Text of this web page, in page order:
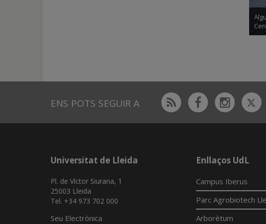
ENS POTS SEGUIR A Rss Facebook
Universitat de Lleida
Pl. de Víctor Siurana, 1
25003 Lleida
Tel. +34 973 702 000
Seu Electrònica
Enllaços UdL
Campus Iberus
Parc Agrobiotech
Arborètum